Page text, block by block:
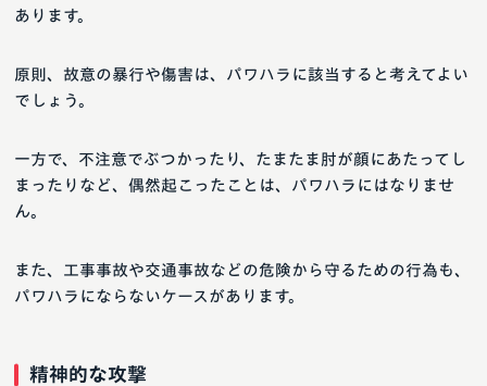
あります。
原則、故意の暴行や傷害は、パワハラに該当すると考えてよい
でしょう。
一方で、不注意でぶつかったり、たまたま肘が顔にあたってし
まったりなど、偶然起こったことは、パワハラにはなりませ
ん。
また、工事事故や交通事故などの危険から守るための行為も、
パワハラにならないケースがあります。
精神的な攻撃